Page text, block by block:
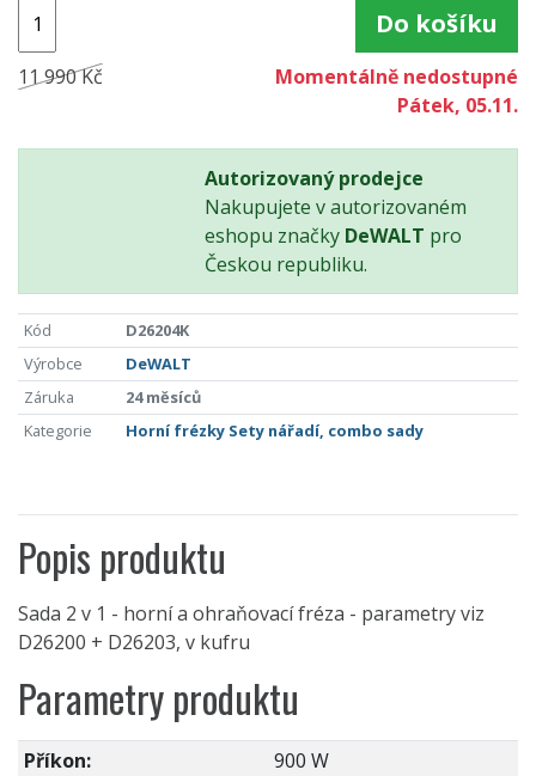
Do košíku
11 990 Kč
Momentálně nedostupné
Pátek, 05.11.
Autorizovaný prodejce
Nakupujete v autorizovaném
eshopu značky DeWALT pro
Českou republiku.
Kód
D26204K
Výrobce
DeWALT
Záruka
24 měsíců
Kategorie
Horní frézky Sety nářadí, combo sady
Popis produktu
Sada 2 v 1 - horní a ohraňovací fréza - parametry viz
D26200 + D26203, v kufru
Parametry produktu
Příkon:
900 W